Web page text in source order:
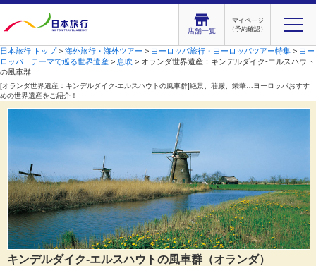
店舗一覧
マイページ
（予約確認）
日本旅行 トップ> 海外旅行・海外ツアー > ヨーロッパ旅行・ヨーロッパツアー特集 > ヨー
ロッパ テーマで巡る世界遺産 > 息吹 > オランダ世界遺産：キンデルダイク‐エルスハウト
の風車群
[オランダ世界遺産：キンデルダイク‐エルスハウトの風車群]絶景、荘厳、栄華…ヨーロッパおすす
めの世界遺産をご紹介！
キンデルダイク‐エルスハウトの風車群（オランダ）